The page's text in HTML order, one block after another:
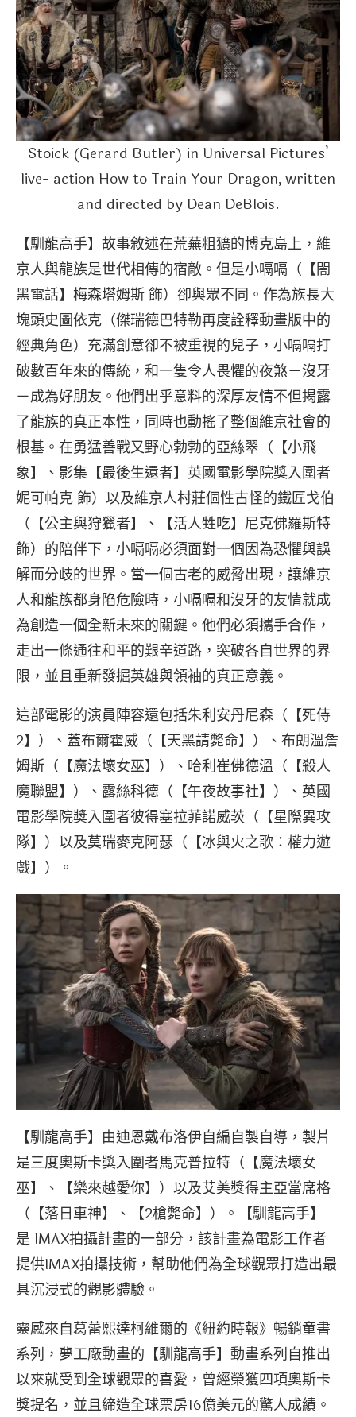
Stoick (Gerard Butler) in Universal Pictures’
live- action How to Train Your Dragon, written
and directed by Dean DeBlois.
【馴龍高手】故事敘述在荒蕪粗獷的博克島上，維
京人與龍族是世代相傳的宿敵。但是小嗝嗝（【闇
黑電話】梅森塔姆斯 飾）卻與眾不同。作為族長大
塊頭史圖依克（傑瑞德巴特勒再度詮釋動畫版中的
經典角色）充滿創意卻不被重視的兒子，小嗝嗝打
破數百年來的傳統，和一隻令人畏懼的夜煞－沒牙
－成為好朋友。他們出乎意料的深厚友情不但揭露
了龍族的真正本性，同時也動搖了整個維京社會的
根基。在勇猛善戰又野心勃勃的亞絲翠（【小飛
象】、影集【最後生還者】英國電影學院獎入圍者
妮可帕克 飾）以及維京人村莊個性古怪的鐵匠戈伯
（【公主與狩獵者】、【活人甡吃】尼克佛羅斯特
飾）的陪伴下，小嗝嗝必須面對一個因為恐懼與誤
解而分歧的世界。當一個古老的威脅出現，讓維京
人和龍族都身陷危險時，小嗝嗝和沒牙的友情就成
為創造一個全新未來的關鍵。他們必須攜手合作，
走出一條通往和平的艱辛道路，突破各自世界的界
限，並且重新發掘英雄與領袖的真正意義。
這部電影的演員陣容還包括朱利安丹尼森（【死侍
2】）、蓋布爾霍威（【天黑請斃命】）、布朗溫詹
姆斯（【魔法壞女巫】）、哈利崔佛德溫（【殺人
魔聯盟】）、露絲科德（【午夜故事社】）、英國
電影學院獎入圍者彼得塞拉菲諾威茨（【星際異攻
隊】）以及莫瑞麥克阿瑟（【冰與火之歌：權力遊
戲】）。
【馴龍高手】由迪恩戴布洛伊自編自製自導，製片
是三度奧斯卡獎入圍者馬克普拉特（【魔法壞女
巫】、【樂來越愛你】）以及艾美獎得主亞當席格
（【落日車神】、【2槍斃命】）。【馴龍高手】
是 IMAX拍攝計畫的一部分，該計畫為電影工作者
提供IMAX拍攝技術，幫助他們為全球觀眾打造出最
具沉浸式的觀影體驗。
靈感來自葛蕾熙達柯維爾的《紐約時報》暢銷童書
系列，夢工廠動畫的【馴龍高手】動畫系列自推出
以來就受到全球觀眾的喜愛，曾經榮獲四項奧斯卡
獎提名，並且締造全球票房16億美元的驚人成績。